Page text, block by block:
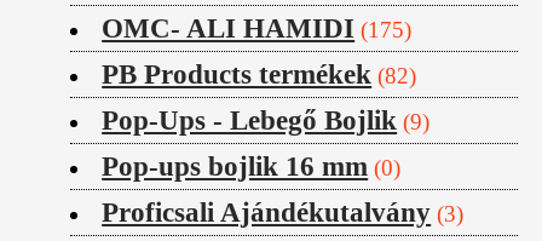
OMC- ALI HAMIDI (175)
PB Products termékek (82)
Pop-Ups - Lebegő Bojlik (9)
Pop-ups bojlik 16 mm (0)
Proficsali Ajándékutalvány (3)